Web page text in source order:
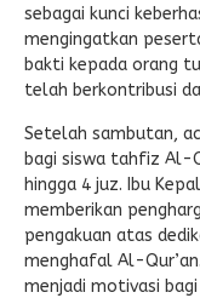
sebagai kunci
mengingatkan
bakti kepada orang
telah berkontribusi
Setelah sambutan,
bagi siswa tahfiz Al-
hingga 4 juz. Ibu
memberikan
pengakuan atas
menghafal Al-
menjadi motivasi